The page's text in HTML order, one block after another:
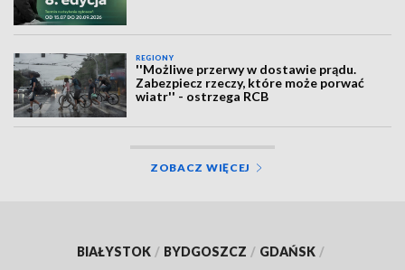
REGIONY
''Możliwe przerwy w dostawie prądu.
Zabezpiecz rzeczy, które może porwać
wiatr'' - ostrzega RCB
ZOBACZ WIĘCEJ
BIAŁYSTOK / BYDGOSZCZ / GDAŃSK /